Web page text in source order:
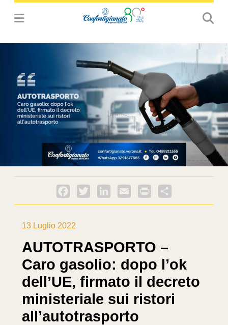
Facebook
Twitter LinkedInEmail PrintFriendly
13 Luglio 2022
AUTOTRASPORTO –
Caro gasolio: dopo l’ok
dell’UE, firmato il decreto
ministeriale sui ristori
all’autotrasporto